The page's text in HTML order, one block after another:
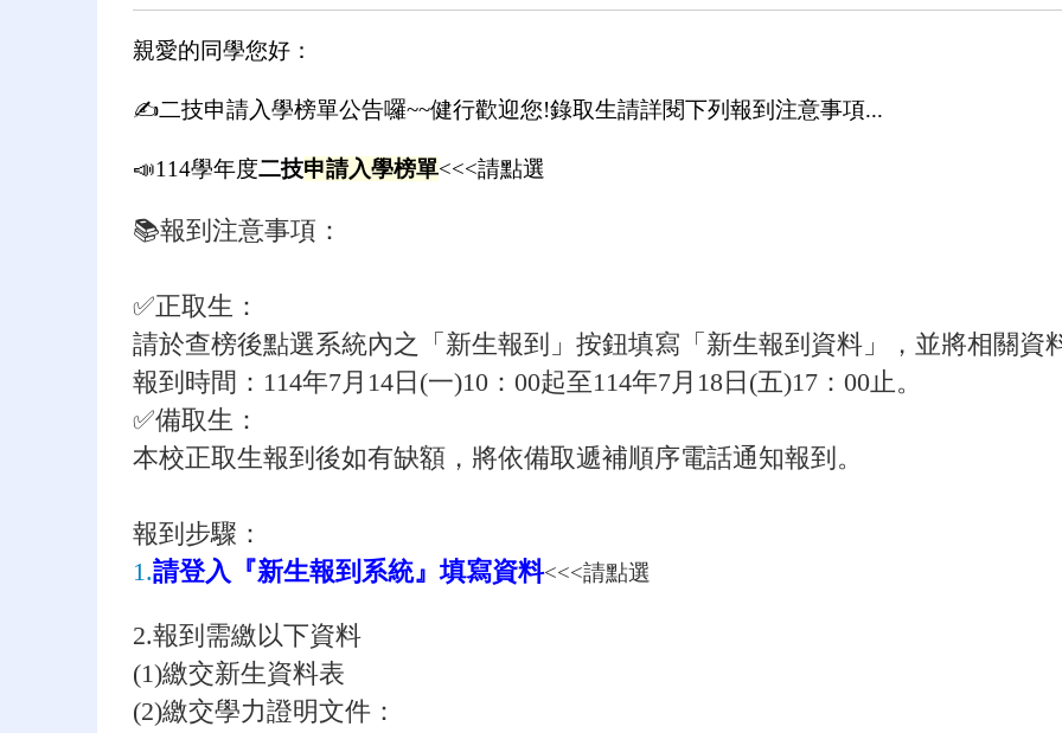
親愛的同學您好：
✍二技申請入學榜單公告囉~~健行歡迎您!錄取生請詳閱下列報到注意事項...
📣114學年度二技申請入學榜單<<<請點選
📚報到注意事項：
✅正取生：
請於查榜後點選系統內之「新生報到」按鈕填寫「新生報到資料」，並將相關資
報到時間：114年7月14日(一)10：00起至114年7月18日(五)17：00止。
✅備取生：
本校正取生報到後如有缺額，將依備取遞補順序電話通知報到。
報到步驟：
1.請登入『新生報到系統』填寫資料<<<請點選
2.報到需繳以下資料
(1)繳交新生資料表
(2)繳交學力證明文件：